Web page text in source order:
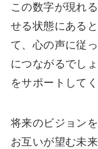
この数字が現れ
せる状態にある
て、心の声に従
につながるでし
をサポートして
将来のビジョン
お互いが望む未